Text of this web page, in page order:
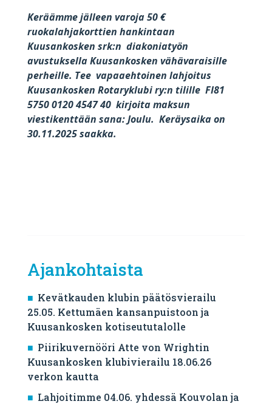
Keräämme jälleen varoja 50 €
ruokalahjakorttien hankintaan
Kuusankosken srk:n diakoniatyön
avustuksella Kuusankosken vähävaraisille
perheille. Tee vapaaehtoinen lahjoitus
Kuusankosken Rotaryklubi ry:n tilille FI81
5750 0120 4547 40 kirjoita maksun
viestikenttään sana: Joulu. Keräysaika on
30.11.2025 saakka.
Ajankohtaista
Kevätkauden klubin päätösvierailu
25.05. Kettumäen kansanpuistoon ja
Kuusankosken kotiseututalolle
Piirikuvernööri Atte von Wrightin
Kuusankosken klubivierailu 18.06.26
verkon kautta
Lahjoitimme 04.06. yhdessä Kouvolan ja